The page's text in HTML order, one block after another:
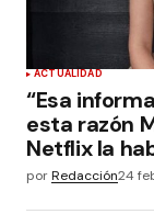
ACTUALIDAD
“Esa
esta razón
Netflix la
porRedacción24